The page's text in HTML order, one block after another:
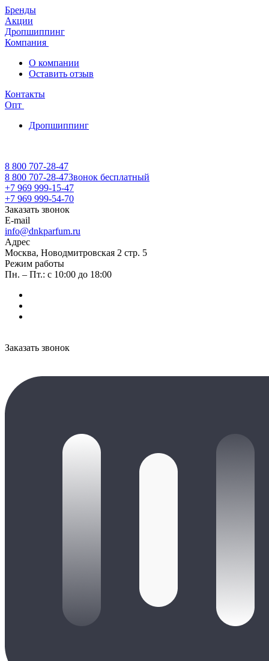
Бренды
Акции
Дропшиппинг
Компания
О компании
Оставить отзыв
Контакты
Опт
Дропшиппинг
8 800 707-28-47
8 800 707-28-47Звонок бесплатный
+7 969 999-15-47
+7 969 999-54-70
Заказать звонок
E-mail
info@dnkparfum.ru
Адрес
Москва, Новодмитровская 2 стр. 5
Режим работы
Пн. – Пт.: с 10:00 до 18:00
Заказать звонок